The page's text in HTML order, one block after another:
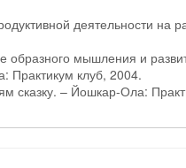
деятельности
мышления и
Практикум клуб, 2004.
сказку. – Йошкар-Ола: